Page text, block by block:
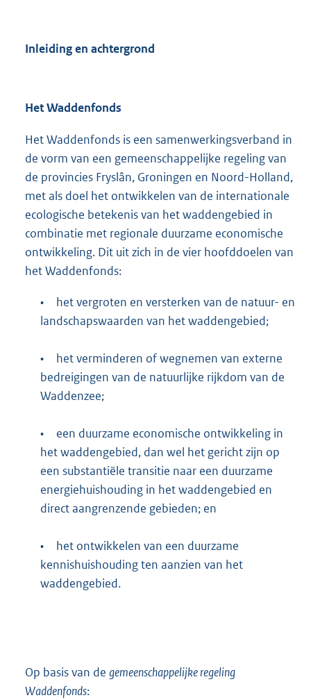
Inleiding en achtergrond
Het Waddenfonds
Het Waddenfonds is een samenwerkingsverband in
de vorm van een gemeenschappelijke regeling van
de provincies Fryslân, Groningen en Noord-Holland,
met als doel het ontwikkelen van de internationale
ecologische betekenis van het waddengebied in
combinatie met regionale duurzame economische
ontwikkeling. Dit uit zich in de vier hoofddoelen van
het Waddenfonds:
•
het vergroten en versterken van de natuur- en
landschapswaarden van het waddengebied;
•
het verminderen of wegnemen van externe
bedreigingen van de natuurlijke rijkdom van de
Waddenzee;
•
een duurzame economische ontwikkeling in
het waddengebied, dan wel het gericht zijn op
een substantiële transitie naar een duurzame
energiehuishouding in het waddengebied en
direct aangrenzende gebieden; en
•
het ontwikkelen van een duurzame
kennishuishouding ten aanzien van het
waddengebied.
Op basis van de gemeenschappelijke regeling
Waddenfonds: